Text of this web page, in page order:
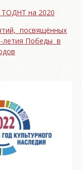
на 2020
посвящённых
летия Победы в